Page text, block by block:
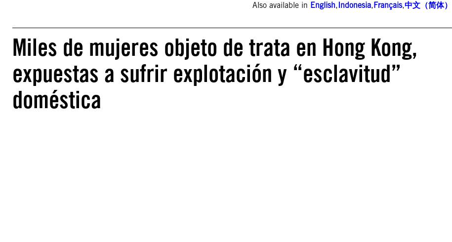
Also available in English,Indonesia,Français,中文（简体）
Miles de mujeres objeto de trata en Hong Kong,
expuestas a sufrir explotación y “esclavitud”
doméstica